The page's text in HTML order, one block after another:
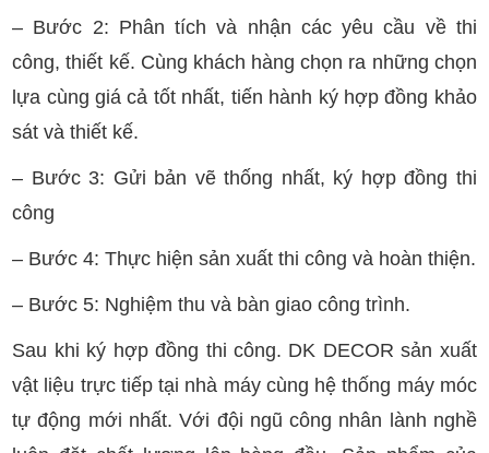
– Bước 2: Phân tích và nhận các yêu cầu về thi
công, thiết kế. Cùng khách hàng chọn ra những chọn
lựa cùng giá cả tốt nhất, tiến hành ký hợp đồng khảo
sát và thiết kế.
– Bước 3: Gửi bản vẽ thống nhất, ký hợp đồng thi
công
– Bước 4: Thực hiện sản xuất thi công và hoàn thiện.
– Bước 5: Nghiệm thu và bàn giao công trình.
Sau khi ký hợp đồng thi công. DK DECOR sản xuất
vật liệu trực tiếp tại nhà máy cùng hệ thống máy móc
tự động mới nhất. Với đội ngũ công nhân lành nghề